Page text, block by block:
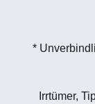
*
Irrtümer,